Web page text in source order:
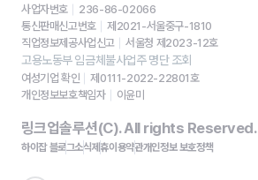
사업자번호
236-86-02066
통신판매신고번호
제2021-서울중구-1810
직업정보제공사업신고
서울청 제2023-12호
고용노동부 임금체불사업주 명단 조회
여성기업 확인
제0111-2022-22801호
개인정보보호책임자
이윤미
링크업솔루션(C). All rights Reserved.
하이잡 블로그소식제휴이용약관개인정보 보호정책